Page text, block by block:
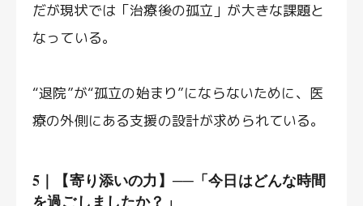
だが現状では「治療後の孤立」が大きな課題と
なっている。
“退院”が“孤立の始まり”にならないために、医
療の外側にある支援の設計が求められている。
5｜【寄り添いの力】──「今日はどんな時間
を過ごしましたか？」